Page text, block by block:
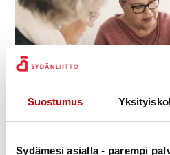
Suostumus
Sydämesi asialla - parempi
Johanna Auranen